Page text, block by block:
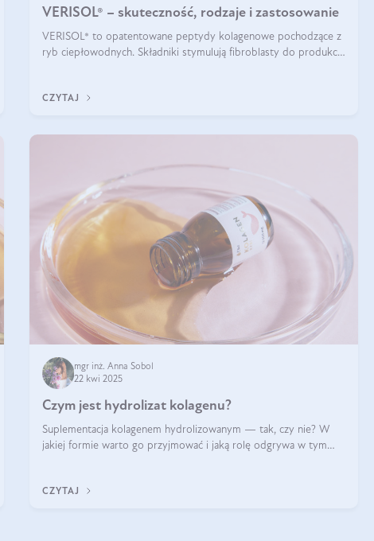
VERISOL® – skuteczność, rodzaje i zastosowanie
VERISOL® to opatentowane peptydy kolagenowe pochodzące z
ryb ciepłowodnych. Składniki stymulują fibroblasty do produkcji
komórek skóry.
CZYTAJ
mgr inż. Anna Sobol
22 kwi 2025
Czym jest hydrolizat kolagenu?
Suplementacja kolagenem hydrolizowanym — tak, czy nie? W
jakiej formie warto go przyjmować i jaką rolę odgrywa w tym
CZYTAJ